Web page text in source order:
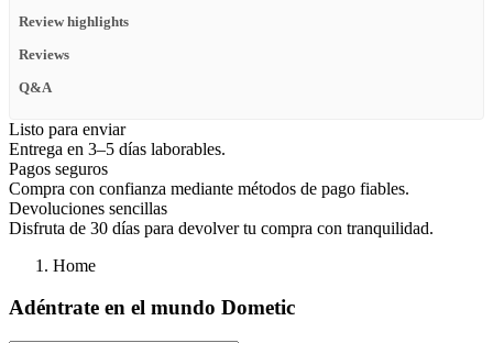
Review highlights
Reviews
Q&A
Listo para enviar
Entrega en 3–5 días laborables.
Pagos seguros
Compra con confianza mediante métodos de pago fiables.
Devoluciones sencillas
Disfruta de 30 días para devolver tu compra con tranquilidad.
Home
Adéntrate en el mundo Dometic